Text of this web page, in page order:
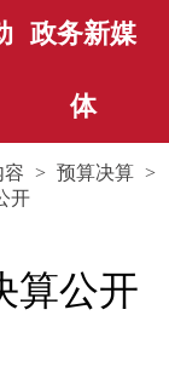
政务新媒
体
容 > 预算决算 >
开
算公开